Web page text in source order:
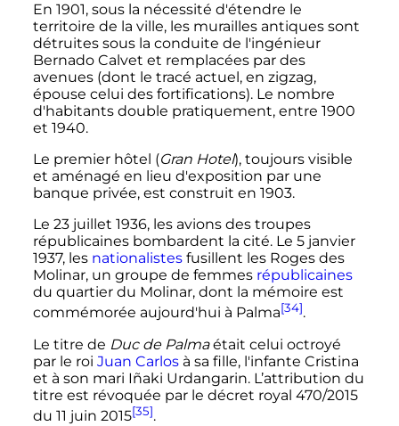
En 1901, sous la nécessité d'étendre le
territoire de la ville, les murailles antiques sont
détruites sous la conduite de l'ingénieur
Bernado Calvet et remplacées par des
avenues (dont le tracé actuel, en zigzag,
épouse celui des fortifications). Le nombre
d'habitants double pratiquement, entre 1900
et 1940.
Le premier hôtel (Gran Hotel), toujours visible
et aménagé en lieu d'exposition par une
banque privée, est construit en 1903.
Le 23 juillet 1936, les avions des troupes
républicaines bombardent la cité. Le 5 janvier
1937, les nationalistesfusillent les Roges des
Molinar, un groupe de femmes républicaines
du quartier du Molinar, dont la mémoire est
commémorée aujourd'hui à Palma[34].
Le titre de Duc de Palmaétait celui octroyé
par le roi Juan Carlosà sa fille, l'infante Cristina
et à son mari Iñaki Urdangarin. L’attribution du
titre est révoquée par le décret royal 470/2015
du 11 juin 2015[35].